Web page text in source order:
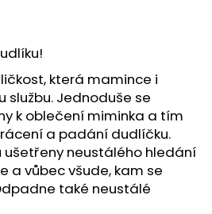
která mamince i
službu. Jednoduše se
k oblečení miminka a tím
a padání dudlíčku.
ušetřeny neustálého hledání
a vůbec všude, kam se
také neustálé